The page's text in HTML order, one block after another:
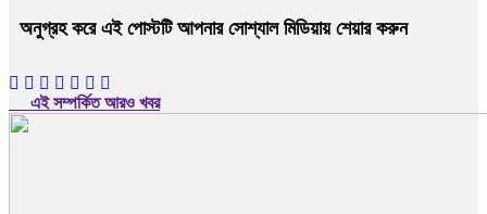
অনুগ্রহ করে এই পোস্টটি আপনার সোশ্যাল মিডিয়ায় শেয়ার করুন
এই সম্পর্কিত আরও খবর